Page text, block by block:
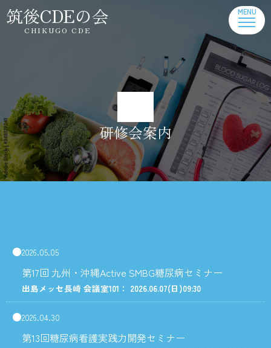
筑後CDEの会
CHIKUGO CDE
研修会案内
2026.05.05
第17回 九州・沖縄Active SMBG糖尿病セミナー
出島メッセ長崎 会議室101： 2026.06.07(日)09:30
2026.04.30
第13回糖尿病看護実践力開発セミナー